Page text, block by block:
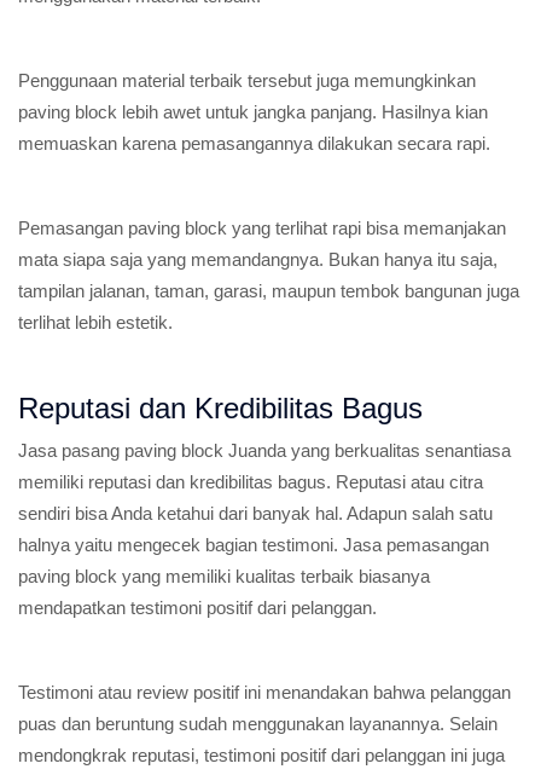
Penggunaan material terbaik tersebut juga memungkinkan
paving block lebih awet untuk jangka panjang. Hasilnya kian
memuaskan karena pemasangannya dilakukan secara rapi.
Pemasangan paving block yang terlihat rapi bisa memanjakan
mata siapa saja yang memandangnya. Bukan hanya itu saja,
tampilan jalanan, taman, garasi, maupun tembok bangunan juga
terlihat lebih estetik.
Reputasi dan Kredibilitas Bagus
Jasa pasang paving block Juanda yang berkualitas senantiasa
memiliki reputasi dan kredibilitas bagus. Reputasi atau citra
sendiri bisa Anda ketahui dari banyak hal. Adapun salah satu
halnya yaitu mengecek bagian testimoni. Jasa pemasangan
paving block yang memiliki kualitas terbaik biasanya
mendapatkan testimoni positif dari pelanggan.
Testimoni atau review positif ini menandakan bahwa pelanggan
puas dan beruntung sudah menggunakan layanannya. Selain
mendongkrak reputasi, testimoni positif dari pelanggan ini juga